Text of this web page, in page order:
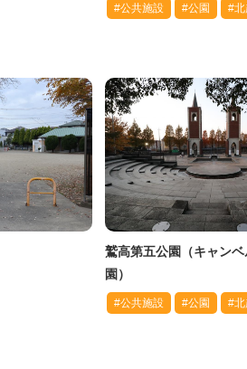
#公共施設 #公園 #北
鷲高第五公園（キャン
園）
#公共施設 #公園 #北